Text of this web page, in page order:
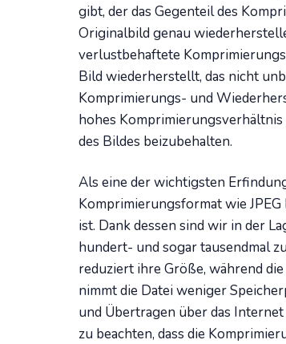
gibt, der das Gegenteil des
Originalbild genau
verlustbehaftete
Bild wiederherstellt, das nicht
Komprimierungs- und
hohes
des Bildes beizubehalten.
Als eine der wichtigsten
Komprimierungsformat wie
ist. Dank dessen sind wir in der
hundert- und sogar tausendmal
reduziert ihre Größe, während
nimmt die Datei weniger
und Übertragen über das
zu beachten, dass die